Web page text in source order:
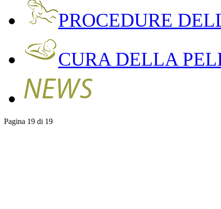
PROCEDURE
CURA DELLA
Pagina 19 di 19